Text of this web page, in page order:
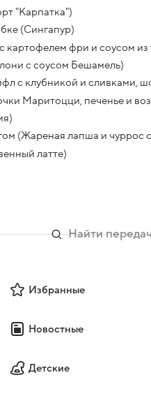
"Карпатка")
(Сингапур)
картофелем фри и соусом
с соусом Бешамель)
с клубникой и сливками,
Маритоцци, печенье и
(Жареная лапша и чуррос
латте)
Избранные
Новостные
Детские